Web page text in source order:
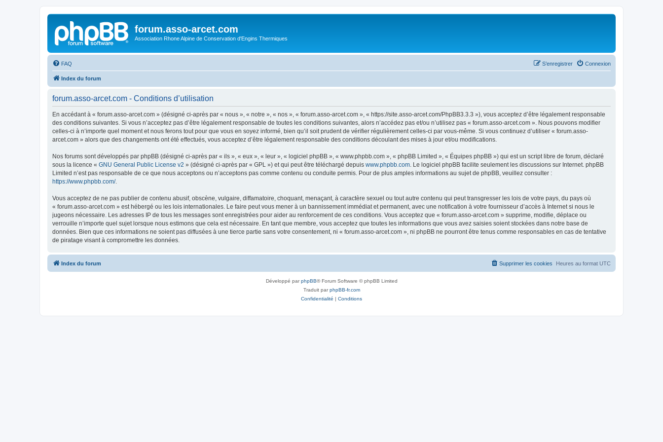
forum.asso-arcet.com
Association Rhone Alpine de Conservation d'Engins Thermiques
FAQ Connexion
S’enregistrer
Index du forum
forum.asso-arcet.com - Conditions d’utilisation
En accédant à « forum.asso-arcet.com » (désigné ci-après par « nous », « notre », « nos », « forum.asso-arcet.com », « https://site.asso-arcet.com/PhpBB3.3.3 »), vous acceptez d’être légalement responsable
des conditions suivantes. Si vous n’acceptez pas d’être légalement responsable de toutes les conditions suivantes, alors n’accédez pas et/ou n’utilisez pas « forum.asso-arcet.com ». Nous pouvons modifier
celles-ci à n’importe quel moment et nous ferons tout pour que vous en soyez informé, bien qu’il soit prudent de vérifier régulièrement celles-ci par vous-même. Si vous continuez d’utiliser « forum.asso-
arcet.com » alors que des changements ont été effectués, vous acceptez d’être légalement responsable des conditions découlant des mises à jour et/ou modifications.
Nos forums sont développés par phpBB (désigné ci-après par « ils », « eux », « leur », « logiciel phpBB », « www.phpbb.com », « phpBB Limited », « Équipes phpBB ») qui est un script libre de forum, déclaré
sous la licence « GNU General Public License v2 » (désigné ci-après par « GPL ») et qui peut être téléchargé depuis www.phpbb.com . Le logiciel phpBB facilite seulement les discussions sur Internet. phpBB
Limited n’est pas responsable de ce que nous acceptons ou n’acceptons pas comme contenu ou conduite permis. Pour de plus amples informations au sujet de phpBB, veuillez consulter :
https://www.phpbb.com/.
Vous acceptez de ne pas publier de contenu abusif, obscène, vulgaire, diffamatoire, choquant, menaçant, à caractère sexuel ou tout autre contenu qui peut transgresser les lois de votre pays, du pays où
« forum.asso-arcet.com » est hébergé ou les lois internationales. Le faire peut vous mener à un bannissement immédiat et permanent, avec une notification à votre fournisseur d’accès à Internet si nous le
jugeons nécessaire. Les adresses IP de tous les messages sont enregistrées pour aider au renforcement de ces conditions. Vous acceptez que « forum.asso-arcet.com » supprime, modifie, déplace ou
verrouille n’importe quel sujet lorsque nous estimons que cela est nécessaire. En tant que membre, vous acceptez que toutes les informations que vous avez saisies soient stockées dans notre base de
données. Bien que ces informations ne soient pas diffusées à une tierce partie sans votre consentement, ni « forum.asso-arcet.com », ni phpBB ne pourront être tenus comme responsables en cas de tentative
de piratage visant à compromettre les données.
Index du forum Heures au format UTC
Supprimer les cookies
Développé parphpBB® Forum Software © phpBB Limited
Traduit parphpBB-fr.com
Confidentialité | Conditions